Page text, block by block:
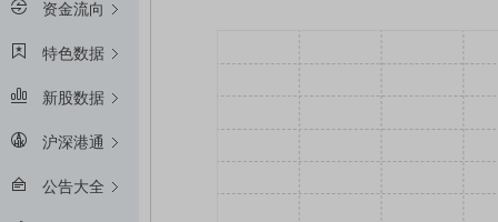
资金流向
特色数据
新股数据
沪深港通
公告大全